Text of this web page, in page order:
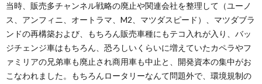
当時、販売多チャンネル戦略の廃止や関連会社を整理して（ユーノ
ス、アンフィニ、オートラマ、M2、マツダスピード）、マツダブラ
ンドの再構築および、もちろん販売車種にもテコ入れが入り、バッ
ジチェンジ車はもちろん、恐ろしいくらいに増えていたカペラやフ
ァミリアの兄弟車も廃止され商用車も中止と、開発資本の集中がお
こなわれました。もちろんロータリーなんて問題外で、環境規制の